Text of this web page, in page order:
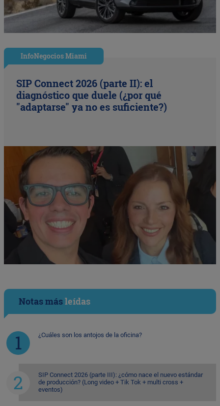
InfoNegocios Miami
SIP Connect 2026 (parte II): el
diagnóstico que duele (¿por qué
"adaptarse" ya no es suficiente?)
Notas másleídas
¿Cuáles son los antojos de la oficina?
SIP Connect 2026 (parte III): ¿cómo nace el nuevo estándar
de producción? (Long video + Tik Tok + multi cross +
eventos)